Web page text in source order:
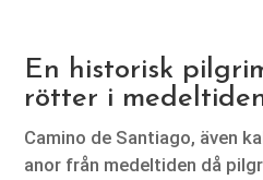
En historisk
rötter i
Camino de Santiago, även
anor från medeltiden då